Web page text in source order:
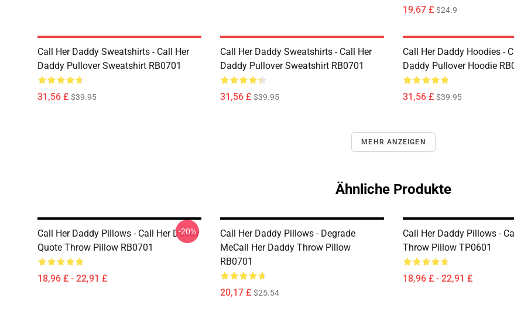
19,67 £ $24.9
Call Her Daddy Sweatshirts - Call Her
Daddy Pullover Sweatshirt RB0701
31,56 £ $39.95
Call Her Daddy Sweatshirts - Call Her
Daddy Pullover Sweatshirt RB0701
31,56 £ $39.95
Call Her Daddy Hoodies -
Daddy Pullover Hoodie
31,56 £ $39.95
MEHR ANZEIGEN
Ähnliche Produkte
Call Her Daddy Pillows - Call Her Daddy
Quote Throw Pillow RB0701
18,96 £ - 22,91 £
-20%
Call Her Daddy Pillows - Degrade
MeCall Her Daddy Throw Pillow
RB0701
20,17 £ $25.54
Call Her Daddy Pillows -
Throw Pillow TP0601
18,96 £ - 22,91 £